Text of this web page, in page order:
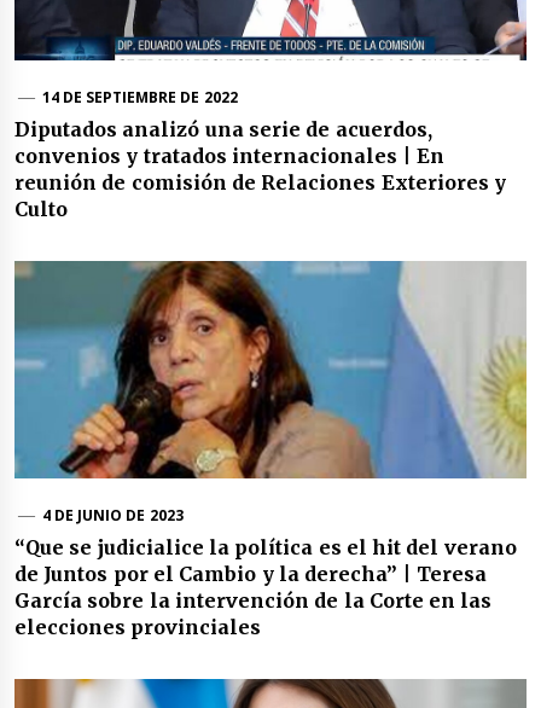
14 DE SEPTIEMBRE DE 2022
Diputados analizó una serie de acuerdos,
convenios y tratados internacionales | En
reunión de comisión de Relaciones Exteriores y
Culto
4 DE JUNIO DE 2023
“Que se judicialice la política es el hit del verano
de Juntos por el Cambio y la derecha” | Teresa
García sobre la intervención de la Corte en las
elecciones provinciales